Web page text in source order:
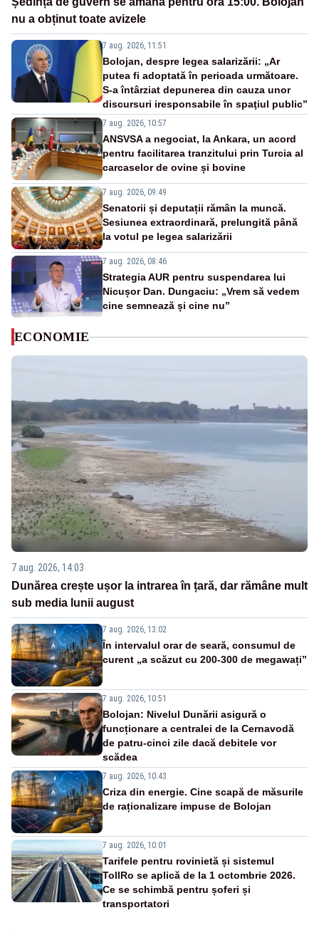
nu a obținut toate avizele
7 aug. 2026, 11:51
Bolojan, despre legea salarizării: „Ar
putea fi adoptată în perioada următoare.
S-a întârziat depunerea din cauza unor
discursuri iresponsabile în spaţiul public”
7 aug. 2026, 10:57
ANSVSA a negociat, la Ankara, un acord
pentru facilitarea tranzitului prin Turcia al
carcaselor de ovine și bovine
7 aug. 2026, 09:49
Senatorii și deputații rămân la muncă.
Sesiunea extraordinară, prelungită până
la votul pe legea salarizării
7 aug. 2026, 08:46
Strategia AUR pentru suspendarea lui
Nicușor Dan. Dungaciu: „Vrem să vedem
cine semnează și cine nu”
ECONOMIE
7 aug. 2026, 14:03
Dunărea crește ușor la intrarea în țară, dar rămâne mult
sub media lunii august
7 aug. 2026, 13:02
În intervalul orar de seară, consumul de
curent „a scăzut cu 200-300 de megawați”
7 aug. 2026, 10:51
Bolojan: Nivelul Dunării asigură o
funcționare a centralei de la Cernavodă
de patru-cinci zile dacă debitele vor
scădea
7 aug. 2026, 10:43
Criza din energie. Cine scapă de măsurile
de raționalizare impuse de Bolojan
7 aug. 2026, 10:01
Tarifele pentru rovinietă și sistemul
TollRo se aplică de la 1 octombrie 2026.
Ce se schimbă pentru șoferi și
transportatori